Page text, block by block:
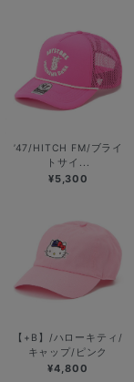
’47/HITCH FM/ブライ
トサイ...
¥5,300
【+B】/ハローキティ/
キャップ/ピンク
¥4,800